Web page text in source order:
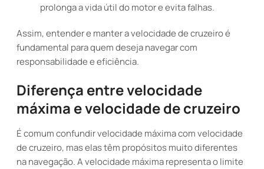
prolonga a vida útil do motor e evita falhas.
Assim, entender e manter a velocidade de cruzeiro é
fundamental para quem deseja navegar com
responsabilidade e eficiência.
Diferença entre velocidade
máxima e velocidade de cruzeiro
É comum confundir velocidade máxima com velocidade
de cruzeiro, mas elas têm propósitos muito diferentes
na navegação. A velocidade máxima representa o limite